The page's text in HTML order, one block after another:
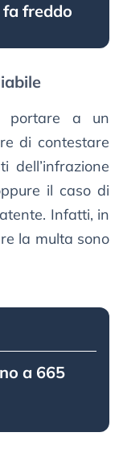
freddo
portare a un
di contestare
dell’infrazione
il caso di
Infatti, in
la multa sono
a 665